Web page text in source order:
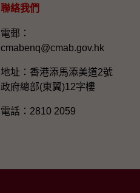
聯絡我們
電郵：
cmabenq@cmab.gov.hk​
地址：香港添馬添美道2號
政府總部(東翼)12字樓
電話：2810 2059